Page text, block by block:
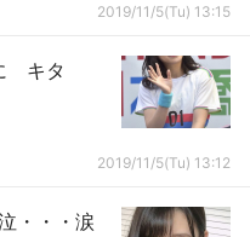
2019/11/5(Tu) 13:15
キタ
2019/11/5(Tu) 13:12
・・・涙